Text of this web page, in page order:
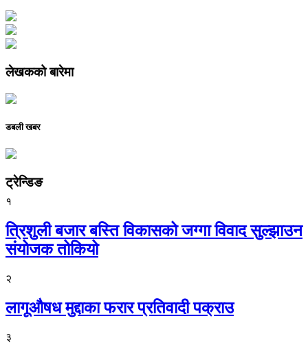
लेखकको बारेमा
डबली खबर
ट्रेन्डिङ
१
त्रिशुली बजार बस्ति विकासको जग्गा विवाद सुल्झाउन
संयोजक तोकियो
२
लागूऔषध मुद्दाका फरार प्रतिवादी पक्राउ
३